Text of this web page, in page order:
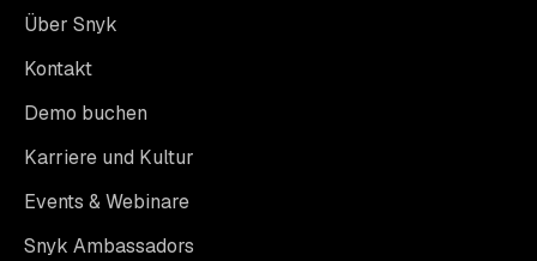
Über Snyk
Kontakt
Demo buchen
Karriere und Kultur
Events & Webinare
Snyk Ambassadors